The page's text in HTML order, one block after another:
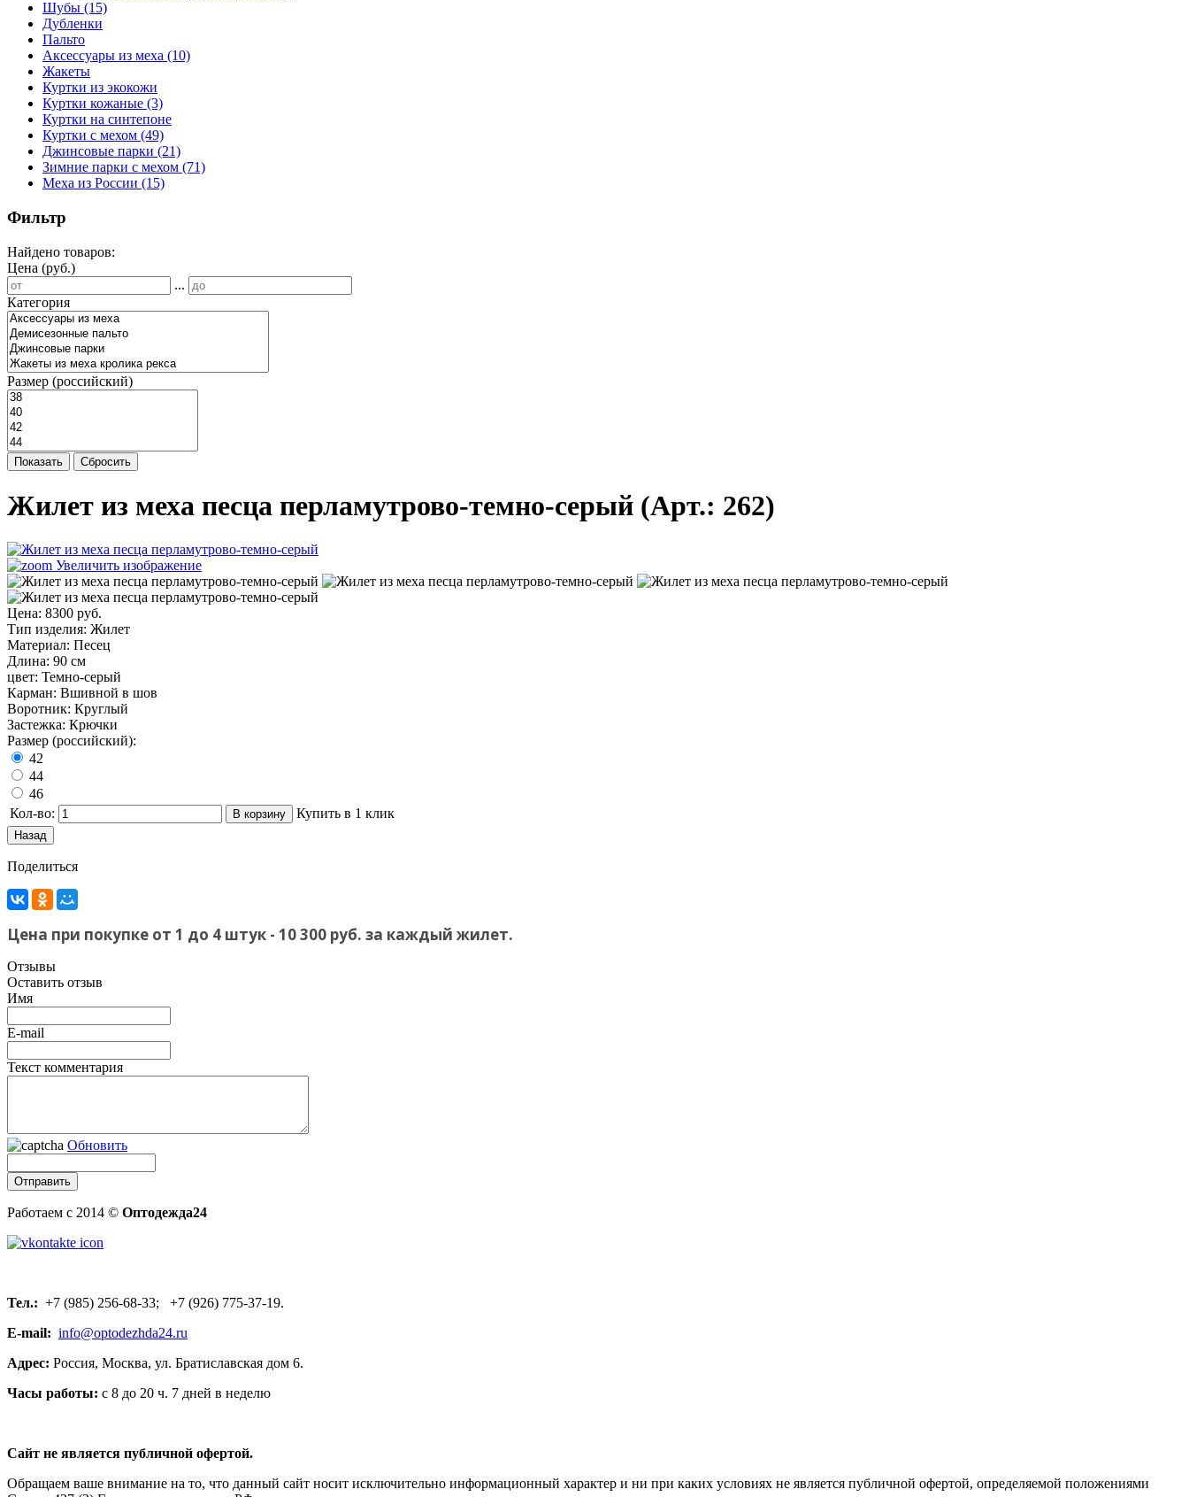
Шубы (15)
Дубленки
Пальто
Аксессуары из меха (10)
Жакеты
Куртки из экокожи
Куртки кожаные (3)
Куртки на синтепоне
Куртки с мехом (49)
Джинсовые парки (21)
Зимние парки с мехом (71)
Меха из России (15)
Фильтр
Найдено товаров:
Цена (руб.)
...
Категория
Размер (российский)
Показать Сбросить
Жилет из меха песца перламутрово-темно-серый (Арт.: 262)
Увеличить изображение
Цена: 8300 руб.
Тип изделия: Жилет
Материал: Песец
Длина: 90 см
цвет: Темно-серый
Карман: Вшивной в шов
Воротник: Круглый
Застежка: Крючки
Размер (российский):
42
44
46
Кол-во:
Купить в 1 клик
Поделиться
Цена при покупке от 1 до 4 штук - 10 300 руб. за каждый жилет.
Отзывы
Оставить отзыв
Имя
E-mail
Текст комментария
Обновить
Работаем с 2014 © Оптодежда24
Тел.: +7 (985) 256-68-33; +7 (926) 775-37-19.
E-mail: info@optodezhda24.ru
Адрес: Россия, Москва, ул. Братиславская дом 6.
Часы работы: с 8 до 20 ч. 7 дней в неделю
Сайт не является публичной офертой.
Обращаем ваше внимание на то, что данный сайт носит исключительно информационный характер и ни при каких условиях не является публичной офертой, определяемой положениями